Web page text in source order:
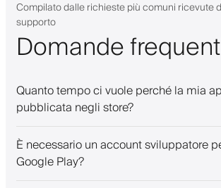
Compilato dalle richieste più comuni ricevute
supporto
Domande
Quanto tempo ci vuole perché la mia
pubblicata negli store?
È necessario un account sviluppatore
Google Play?